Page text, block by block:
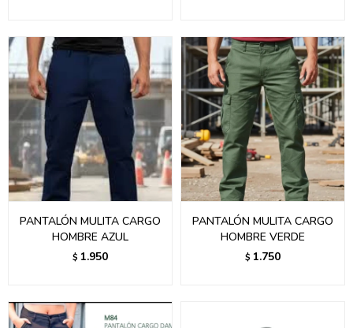
PANTALÓN MULITA CARGO
HOMBRE AZUL
$ 1.950
PANTALÓN MULITA CARGO
HOMBRE VERDE
$ 1.750